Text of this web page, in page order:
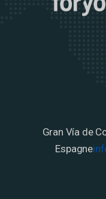
Gran Vía de
Espagne